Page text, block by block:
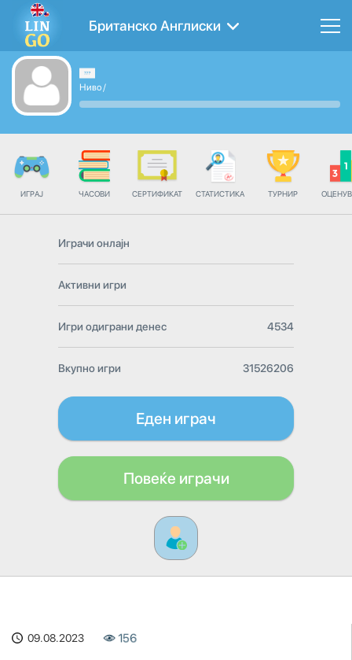
Британско Англиски
Ниво/
ИГРАЈ ЧАСОВИ СЕРТИФИКАТ СТАТИСТИКА ТУРНИР
Играчи онлајн
Активни игри
Игри одиграни денес 4534
Вкупно игри 31526206
Еден играч
Повеќе играчи
09.08.2023 156